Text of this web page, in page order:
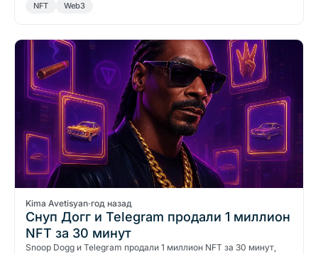
NFT Web3
Kima Avetisyan·год назад
Снуп Догг и Telegram продали 1 миллион
NFT за 30 минут
Snoop Dogg и Telegram продали 1 миллион NFT за 30 минут,